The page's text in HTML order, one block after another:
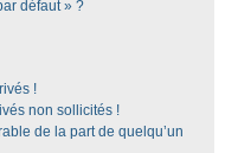
défaut » ?
!
non sollicités !
de la part de quelqu’un